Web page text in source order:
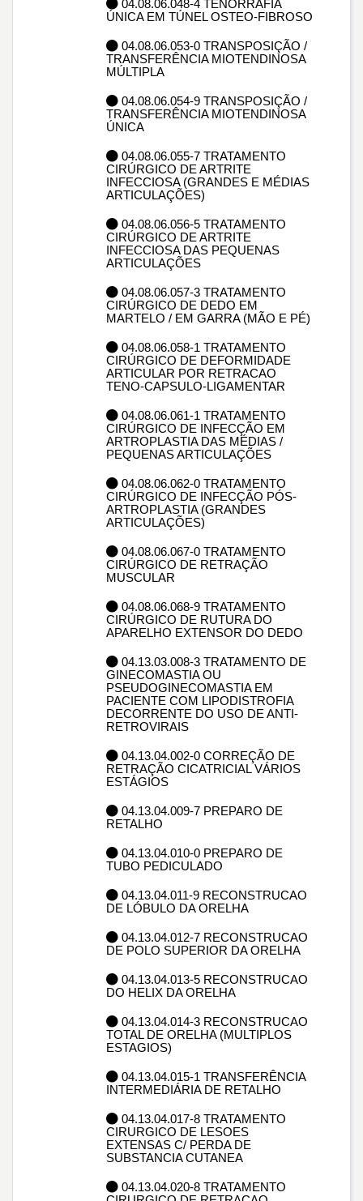
04.08.06.048-4 TENORRAFIA
ÚNICA EM TÚNEL OSTEO-FIBROSO
04.08.06.053-0 TRANSPOSIÇÃO /
TRANSFERÊNCIA MIOTENDINOSA
MÚLTIPLA
04.08.06.054-9 TRANSPOSIÇÃO /
TRANSFERÊNCIA MIOTENDINOSA
ÚNICA
04.08.06.055-7 TRATAMENTO
CIRÚRGICO DE ARTRITE
INFECCIOSA (GRANDES E MÉDIAS
ARTICULAÇÕES)
04.08.06.056-5 TRATAMENTO
CIRÚRGICO DE ARTRITE
INFECCIOSA DAS PEQUENAS
ARTICULAÇÕES
04.08.06.057-3 TRATAMENTO
CIRÚRGICO DE DEDO EM
MARTELO / EM GARRA (MÃO E PÉ)
04.08.06.058-1 TRATAMENTO
CIRÚRGICO DE DEFORMIDADE
ARTICULAR POR RETRACAO
TENO-CAPSULO-LIGAMENTAR
04.08.06.061-1 TRATAMENTO
CIRÚRGICO DE INFECÇÃO EM
ARTROPLASTIA DAS MÉDIAS /
PEQUENAS ARTICULAÇÕES
04.08.06.062-0 TRATAMENTO
CIRÚRGICO DE INFECÇÃO PÓS-
ARTROPLASTIA (GRANDES
ARTICULAÇÕES)
04.08.06.067-0 TRATAMENTO
CIRÚRGICO DE RETRAÇÃO
MUSCULAR
04.08.06.068-9 TRATAMENTO
CIRÚRGICO DE RUTURA DO
APARELHO EXTENSOR DO DEDO
04.13.03.008-3 TRATAMENTO DE
GINECOMASTIA OU
PSEUDOGINECOMASTIA EM
PACIENTE COM LIPODISTROFIA
DECORRENTE DO USO DE ANTI-
RETROVIRAIS
04.13.04.002-0 CORREÇÃO DE
RETRAÇÃO CICATRICIAL VÁRIOS
ESTÁGIOS
04.13.04.009-7 PREPARO DE
RETALHO
04.13.04.010-0 PREPARO DE
TUBO PEDICULADO
04.13.04.011-9 RECONSTRUCAO
DE LÓBULO DA ORELHA
04.13.04.012-7 RECONSTRUCAO
DE POLO SUPERIOR DA ORELHA
04.13.04.013-5 RECONSTRUCAO
DO HELIX DA ORELHA
04.13.04.014-3 RECONSTRUCAO
TOTAL DE ORELHA (MULTIPLOS
ESTAGIOS)
04.13.04.015-1 TRANSFERÊNCIA
INTERMEDIÁRIA DE RETALHO
04.13.04.017-8 TRATAMENTO
CIRURGICO DE LESOES
EXTENSAS C/ PERDA DE
SUBSTANCIA CUTANEA
04.13.04.020-8 TRATAMENTO